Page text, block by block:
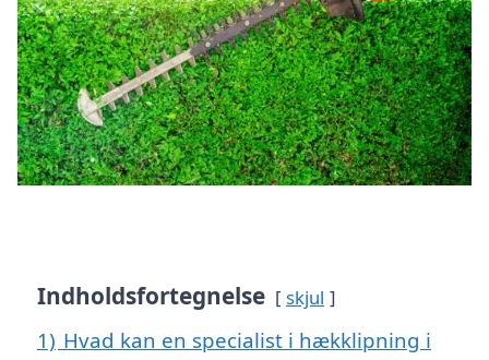
Indholdsfortegnelse skjul
1) Hvad kan en specialist i hækklipning i